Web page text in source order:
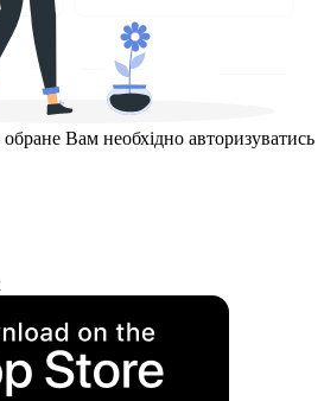
Вам необхідно авторизуватись